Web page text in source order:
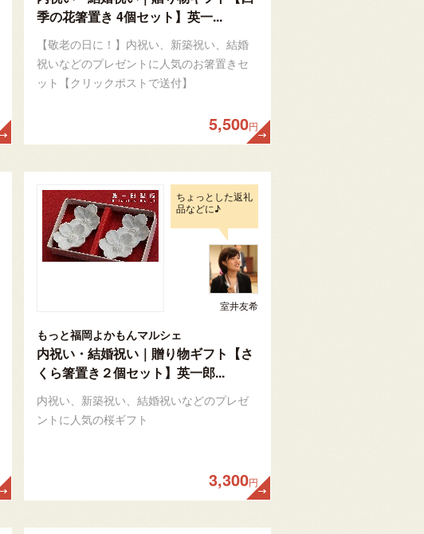
季の花箸置き 4個セット】英一...
【敬老の日に！】内祝い、新築祝い、結婚
祝いなどのプレゼントに人気のお箸置きセ
ット【クリックポストで送付】
5,500円
ちょっとした返礼
品などに♪
室井友希
もっと福岡よかもんマルシェ
内祝い・結婚祝い｜贈り物ギフト【さ
くら箸置き２個セット】英一郎...
内祝い、新築祝い、結婚祝いなどのプレゼ
ントに人気の桜ギフト
3,300円